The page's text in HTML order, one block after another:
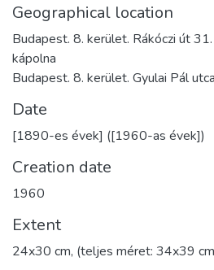
Geographical location
Budapest. 8. kerület. Rákóczi út
kápolna
Budapest. 8. kerület. Gyulai Pál
Date
[1890-es évek] ([1960-as évek])
Creation date
1960
Extent
24x30 cm, (teljes méret: 34x39